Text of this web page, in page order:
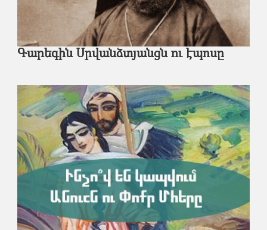
Գարեգին Սրվանձտյանցն ու էպոսը